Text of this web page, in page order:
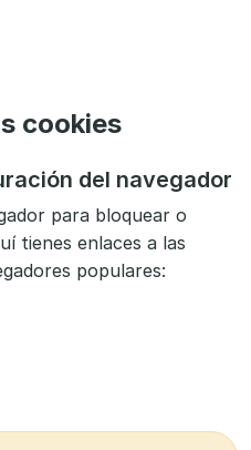
cookies
del navegador
para bloquear o
tienes enlaces a las
populares: